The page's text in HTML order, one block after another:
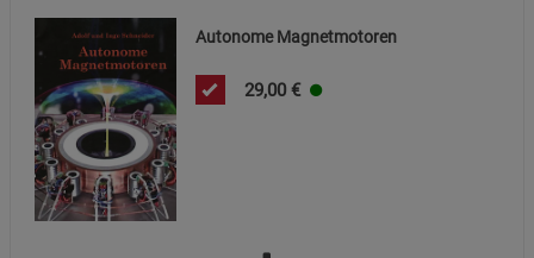
Autonome Magnetmotoren
29,00 €
Notwendige Cookies (5)
Beschreibung Notwendige Cookies
Cookie-Informationen
Funktionale Cookies (1)